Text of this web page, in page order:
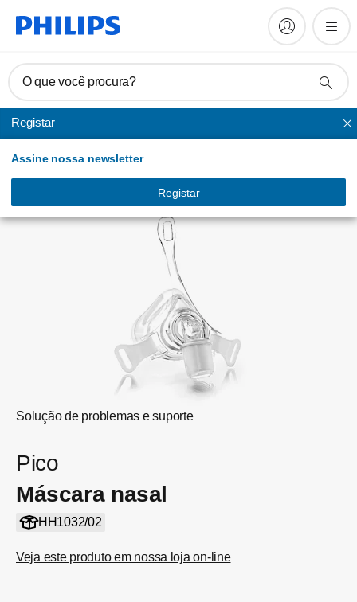
O que você procura?
Registar
Assine nossa newsletter
Registar
Nasal
Solução de problemas e suporte
Pico
Máscara nasal
HH1032/02
Veja este produto em nossa loja on-line
Manuais e documentação